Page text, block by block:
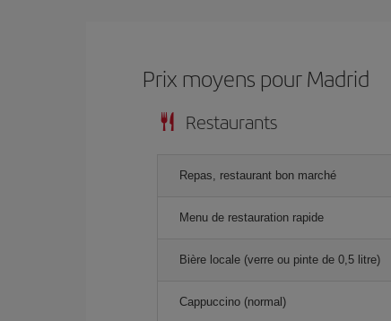
Prix ​​moyens pour Madrid
Restaurants
Repas, restaurant bon marché
Menu de restauration rapide
Bière locale (verre ou pinte de 0,5 litre)
Cappuccino (normal)